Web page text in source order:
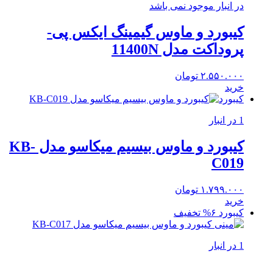
در انبار موجود نمی باشد
کیبورد و ماوس گیمینگ ایکس پی-
پروداکت مدل 11400N
۲.۵۵۰.۰۰۰ تومان
خرید
کیبورد
1 در انبار
کیبورد و ماوس بیسیم میکاسو مدل KB-
C019
۱.۷۹۹.۰۰۰ تومان
خرید
کیبورد ۶% تخفیف
1 در انبار